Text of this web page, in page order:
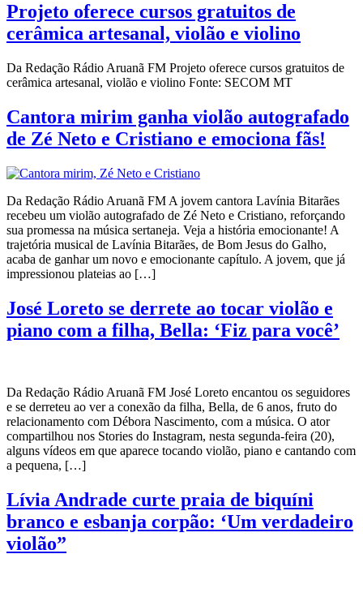
Projeto oferece cursos gratuitos de
cerâmica artesanal, violão e violino
Da Redação Rádio Aruanã FM Projeto oferece cursos gratuitos de
cerâmica artesanal, violão e violino Fonte: SECOM MT
Cantora mirim ganha violão autografado
de Zé Neto e Cristiano e emociona fãs!
Da Redação Rádio Aruanã FM A jovem cantora Lavínia Bitarães
recebeu um violão autografado de Zé Neto e Cristiano, reforçando
sua promessa na música sertaneja. Veja a história emocionante! A
trajetória musical de Lavínia Bitarães, de Bom Jesus do Galho,
acaba de ganhar um novo e emocionante capítulo. A jovem, que já
impressionou plateias ao […]
José Loreto se derrete ao tocar violão e
piano com a filha, Bella: ‘Fiz para você’
Da Redação Rádio Aruanã FM José Loreto encantou os seguidores
e se derreteu ao ver a conexão da filha, Bella, de 6 anos, fruto do
relacionamento com Débora Nascimento, com a música. O ator
compartilhou nos Stories do Instagram, nesta segunda-feira (20),
alguns vídeos em que aparece tocando violão, piano e cantando com
a pequena, […]
Lívia Andrade curte praia de biquíni
branco e esbanja corpão: ‘Um verdadeiro
violão”